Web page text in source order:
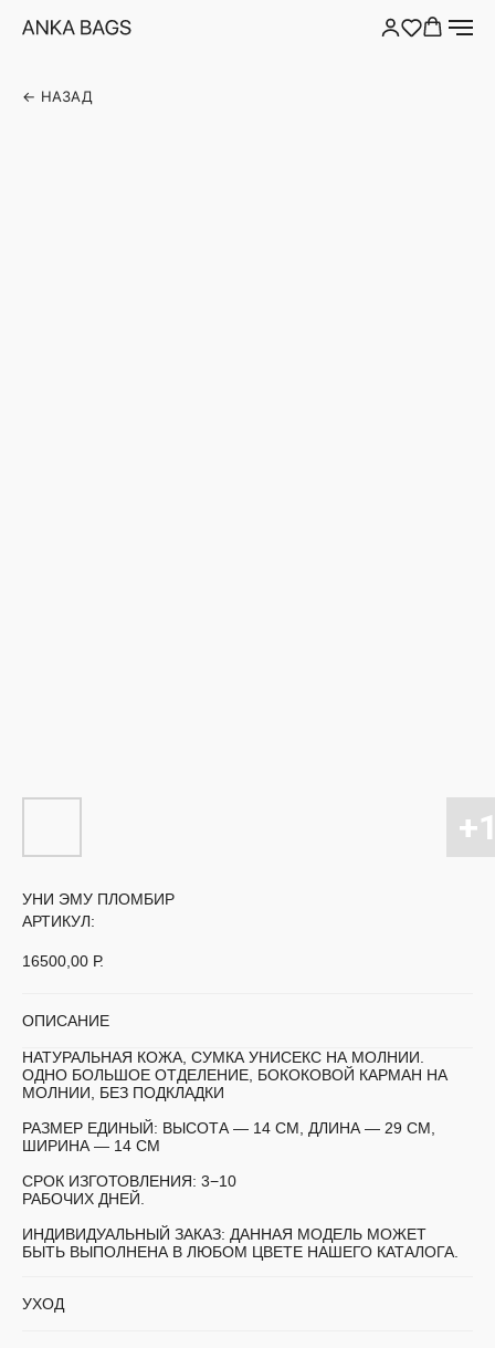
← НАЗАД
УНИ ЭМУ ПЛОМБИР
АРТИКУЛ:
16500,00 Р.
ОПИСАНИЕ
НАТУРАЛЬНАЯ КОЖА, СУМКА УНИСЕКС НА МОЛНИИ.
ОДНО БОЛЬШОЕ ОТДЕЛЕНИЕ, БОКОКОВОЙ КАРМАН НА
МОЛНИИ, БЕЗ ПОДКЛАДКИ
РАЗМЕР ЕДИНЫЙ: ВЫСОТА — 14 СМ, ДЛИНА — 29 СМ,
ШИРИНА — 14 СМ
СРОК ИЗГОТОВЛЕНИЯ: 3−10
РАБОЧИХ ДНЕЙ.
ИНДИВИДУАЛЬНЫЙ ЗАКАЗ: ДАННАЯ МОДЕЛЬ МОЖЕТ
БЫТЬ ВЫПОЛНЕНА В ЛЮБОМ ЦВЕТЕ НАШЕГО КАТАЛОГА.
УХОД